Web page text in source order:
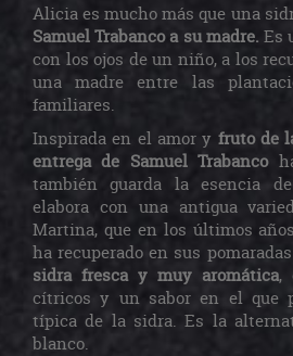
Alicia es mucho más que una
Samuel Trabanco a su madre. Es
con los ojos de un niño, a los
una madre entre las
familiares.
Inspirada en el amor y fruto de
entrega de Samuel Trabanco
también guarda la esencia
elabora con una antigua
Martina, que en los últimos
ha recuperado en sus
sidra fresca y muy aromática,
cítricos y un sabor en el que
típica de la sidra. Es la
blanco.